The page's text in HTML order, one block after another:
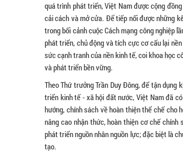
quá trình phát triển, Việt Nam được cộng
cải cách và mở cửa. Để tiếp nối được những
trong bối cảnh cuộc Cách mạng công nghiệp
phát triển, chủ động và tích cực cơ cấu lại
sức cạnh tranh của nền kinh tế, coi khoa học
và phát triển bền vững.
Theo Thứ trưởng Trần Duy Đông, để tận
triển kinh tế - xã hội đất nước, Việt Nam đã
hướng, chính sách về hoàn thiện thể chế cho
nâng cao nhận thức, hoàn thiện cơ chế
phát triển nguồn nhân nguồn lực; đặc biệt là
tạo.